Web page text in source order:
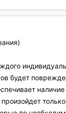
будет